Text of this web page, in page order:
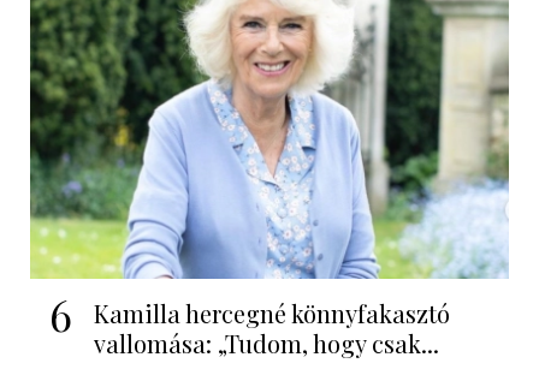
6
Kamilla hercegné könnyfakasztó
vallomása: „Tudom, hogy csak...